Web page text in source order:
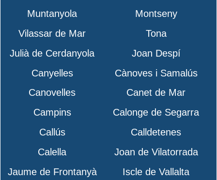
Muntanyola
Montseny
Vilassar de Mar
Tona
Julià de Cerdanyola
Joan Despí
Canyelles
Cànoves i Samalús
Canovelles
Canet de Mar
Campins
Calonge de Segarra
Callús
Calldetenes
Calella
Joan de Vilatorrada
Jaume de Frontanyà
Iscle de Vallalta